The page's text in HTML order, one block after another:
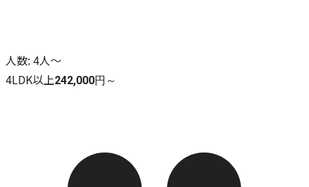
人数: 4人～
4LDK以上242,000円～